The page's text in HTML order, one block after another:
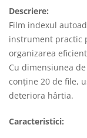
Descriere:
Film indexul
instrument practic
organizarea
Cu dimensiunea
conține 20 de file,
deteriora hârtia.
Caracteristici: